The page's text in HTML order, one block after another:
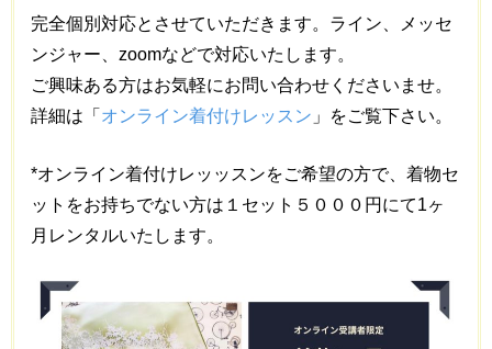
完全個別対応とさせていただきます。ライン、メッセ
ンジャー、zoomなどで対応いたします。
ご興味ある方はお気軽にお問い合わせくださいませ。
詳細は「 オンライン着付けレッスン 」をご覧下さい。
*オンライン着付けレッッスンをご希望の方で、着物セ
ットをお持ちでない方は１セット５０００円にて1ヶ
月レンタルいたします。